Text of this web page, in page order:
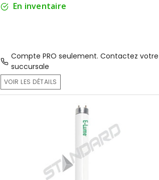
En inventaire
Compte PRO seulement. Contactez votre
succursale
VOIR LES DÉTAILS